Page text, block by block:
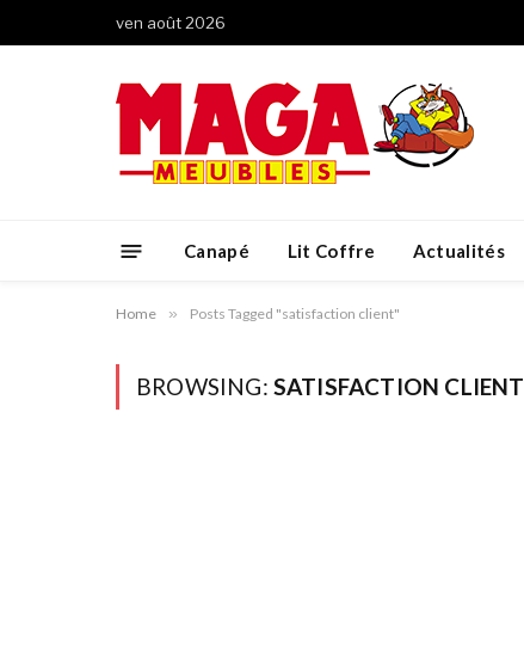
ven août 2026
Canapé Lit Coffre Actualités
Home » Posts Tagged "satisfaction client"
BROWSING: SATISFACTION CLIENT